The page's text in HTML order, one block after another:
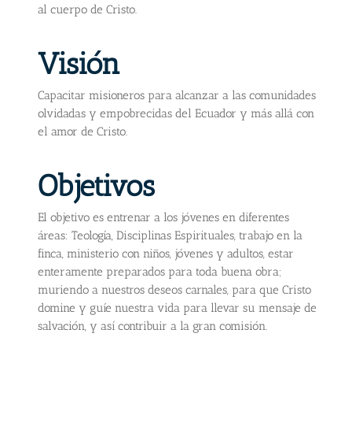
al cuerpo de Cristo.
Visión
Capacitar misioneros para alcanzar a las comunidades
olvidadas y empobrecidas del Ecuador y más allá con
el amor de Cristo.
Objetivos
El objetivo es entrenar a los jóvenes en diferentes
áreas: Teología, Disciplinas Espirituales, trabajo en la
finca, ministerio con niños, jóvenes y adultos, estar
enteramente preparados para toda buena obra;
muriendo a nuestros deseos carnales, para que Cristo
domine y guíe nuestra vida para llevar su mensaje de
salvación, y así contribuir a la gran comisión.